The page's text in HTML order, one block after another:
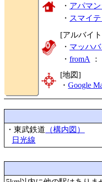
・ アパマ
・ スマイ
[アルバイ
・ マッハバ
・ fromA ：
[地図]
・ Google
・東武鉄道 （構内図）
日光線